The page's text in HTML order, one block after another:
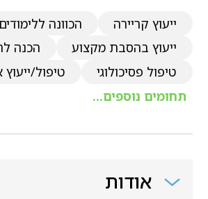
ייעוץ קריירה
הכוונה ללימודים
ייעוץ בהסבת מקצוע
הכנה
טיפול פסיכולוגי
טיפול/ייעוץ
תחומים נוספים...
אודות